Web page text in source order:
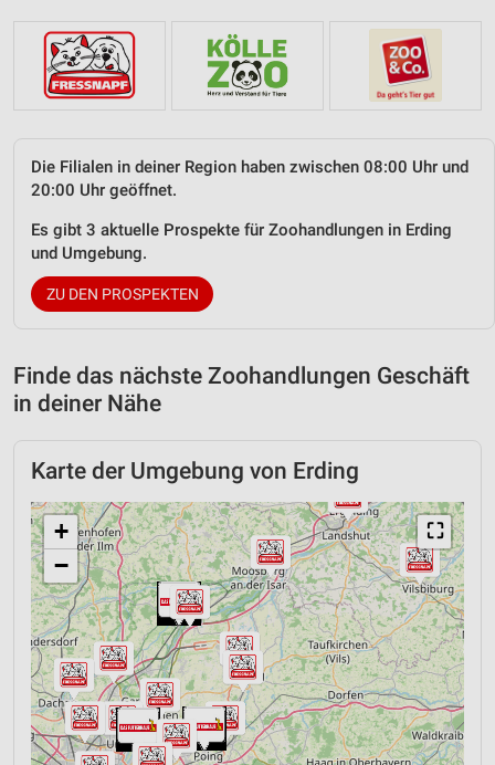
Die Filialen in deiner Region haben zwischen 08:00 Uhr und
20:00 Uhr geöffnet.
Es gibt 3 aktuelle Prospekte für Zoohandlungen in Erding
und Umgebung.
ZU DEN PROSPEKTEN
Finde das nächste Zoohandlungen Geschäft
in deiner Nähe
Karte der Umgebung von Erding
⛶
+
−